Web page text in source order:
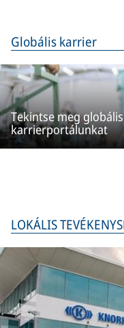
Globális karrier
Tekintse meg globális
karrierportálunkat
LOKÁLIS